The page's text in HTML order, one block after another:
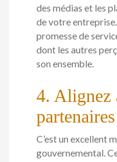
des médias et les
de votre
promesse de
dont les autres
son ensemble.
4. Alignez
C’est un excellent
gouvernemental.